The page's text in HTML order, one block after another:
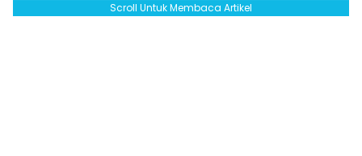
Scroll Untuk Membaca Artikel